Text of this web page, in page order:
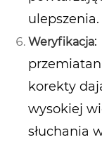
ulepszenia.
Weryfikacja:
korekty
wysokiej
słuchania